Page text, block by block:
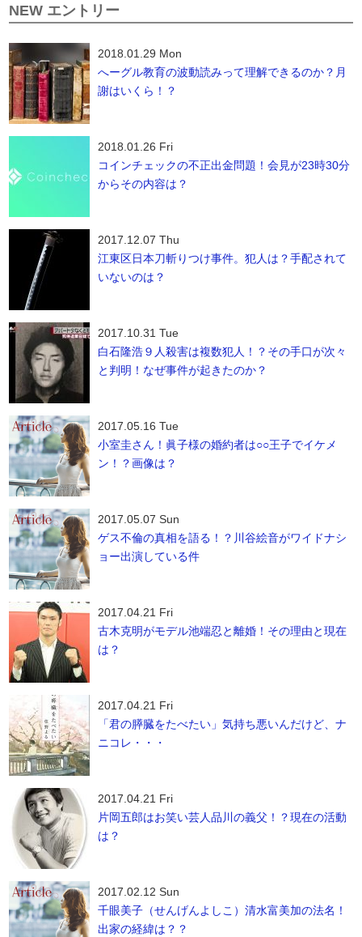
NEW エントリー
2018.01.29 Mon
へーグル教育の波動読みって理解できるのか？月
謝はいくら！？
2018.01.26 Fri
コインチェックの不正出金問題！会見が23時30分
からその内容は？
2017.12.07 Thu
江東区日本刀斬りつけ事件。犯人は？手配されて
いないのは？
2017.10.31 Tue
白石隆浩９人殺害は複数犯人！？その手口が次々
と判明！なぜ事件が起きたのか？
2017.05.16 Tue
小室圭さん！眞子様の婚約者は○○王子でイケメ
ン！？画像は？
2017.05.07 Sun
ゲス不倫の真相を語る！？川谷絵音がワイドナシ
ョー出演している件
2017.04.21 Fri
古木克明がモデル池端忍と離婚！その理由と現在
は？
2017.04.21 Fri
「君の膵臓をたべたい」気持ち悪いんだけど、ナ
ニコレ・・・
2017.04.21 Fri
片岡五郎はお笑い芸人品川の義父！？現在の活動
は？
2017.02.12 Sun
千眼美子（せんげんよしこ）清水富美加の法名！
出家の経緯は？？